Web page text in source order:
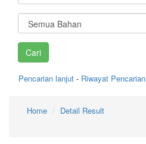
Pencarian lanjut - Riwayat Pencarian
Home Detail Result